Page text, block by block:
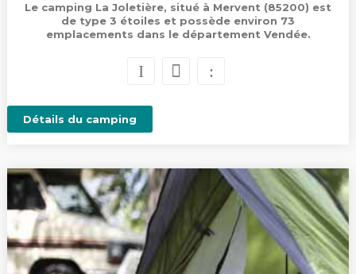
Le camping La Joletière, situé à Mervent (85200) est
de type 3 étoiles et possède environ 73
emplacements dans le département Vendée.
Détails du camping